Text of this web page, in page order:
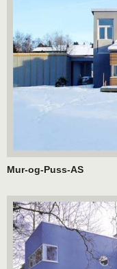
Mur-og-Puss-AS